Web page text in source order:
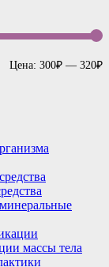
Цена: 300₽ — 320₽
массы тела